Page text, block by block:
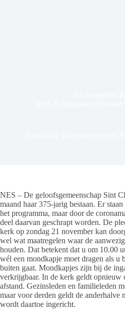
NES – De geloofsgemeenschap Sint
maand haar 375-jarig bestaan. Er
het programma, maar door de
deel daarvan geschrapt worden. De
kerk op zondag 21 november kan
wel wat maatregelen waar de
houden. Dat betekent dat u om 10.00
wél een mondkapje moet dragen als u
buiten gaat. Mondkapjes zijn bij de
verkrijgbaar. In de kerk geldt opnieuw
afstand. Gezinsleden en familieleden
maar voor derden geldt de anderhalve
wordt daartoe ingericht.